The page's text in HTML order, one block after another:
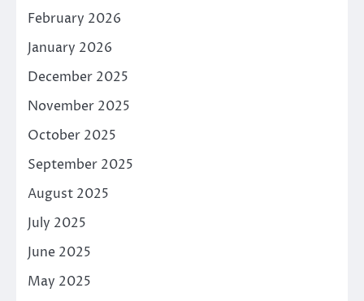
February 2026
January 2026
December 2025
November 2025
October 2025
September 2025
August 2025
July 2025
June 2025
May 2025